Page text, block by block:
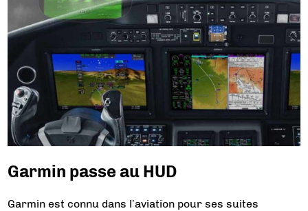
Garmin passe au HUD
Garmin est connu dans l’aviation pour ses suites